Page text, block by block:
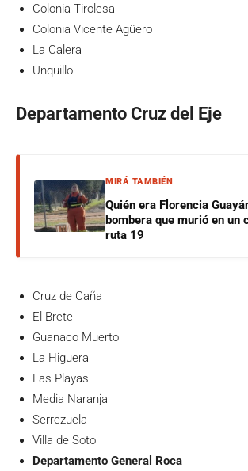
Colonia Tirolesa
Colonia Vicente Agüero
La Calera
Unquillo
Departamento Cruz del Eje
MIRÁ TAMBIÉN
Quién era Florencia
bombera que murió en un
ruta 19
Cruz de Caña
El Brete
Guanaco Muerto
La Higuera
Las Playas
Media Naranja
Serrezuela
Villa de Soto
Departamento General Roca